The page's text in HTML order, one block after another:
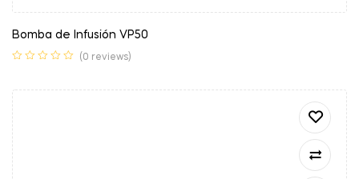
Bomba de Infusión VP50
(0 reviews)